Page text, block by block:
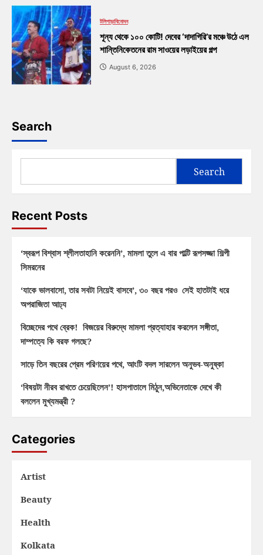
টলিপাড়াবিনোদন
শূন্য থেকে ১০০ কোটি! দেবের ‘দাদাগিরি’র মঞ্চে উঠে এল
শান্তিনিকেতনের রাম সাওয়ের লড়াইয়ের গল্প
August 6, 2026
Search
Search
Recent Posts
‘স্বরূপ বিশ্বাস শ্লীলতাহানি করেননি’, মামলা তুলে এ বার পাল্টি রূপসজ্জা শিল্পী
সিমরনের
‘যাকে ভালবাসো, তার সবটা নিয়েই বাসবে’, ৩০ বছর পরও সেই হাতটাই ধরে
অপরাজিতা আঢ্য
বিচ্ছেদের পথে ব্রেক! বিজয়ের বিরুদ্ধে মামলা প্রত্যাহার করলেন সঙ্গীতা,
দাম্পত্যে কি বরফ গলছে?
সাড়ে তিন বছরের প্রেম পরিণয়ের পথে, আংটি বদল সারলেন অনুভব-অনুষ্কা
‘বিষয়টা নীরব রাখতে চেয়েছিলেন’! হাসপাতালে মিঠুন,অভিনেতাকে দেখে কী
বললেন মুখ্যমন্ত্রী ?
Categories
Artist
Beauty
Health
Kolkata